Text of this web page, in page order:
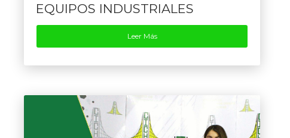
EQUIPOS INDUSTRIALES
Leer Más